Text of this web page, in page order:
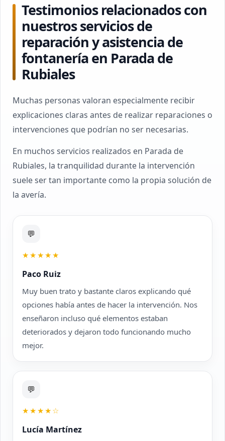
Testimonios relacionados con
nuestros servicios de
reparación y asistencia de
fontanería en Parada de
Rubiales
Muchas personas valoran especialmente recibir
explicaciones claras antes de realizar reparaciones o
intervenciones que podrían no ser necesarias.
En muchos servicios realizados en Parada de
Rubiales, la tranquilidad durante la intervención
suele ser tan importante como la propia solución de
la avería.
💬
★★★★★
Paco Ruiz
Muy buen trato y bastante claros explicando qué
opciones había antes de hacer la intervención. Nos
enseñaron incluso qué elementos estaban
deteriorados y dejaron todo funcionando mucho
mejor.
💬
★★★★☆
Lucía Martínez